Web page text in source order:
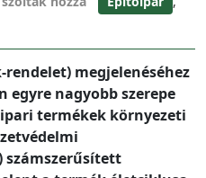
rendelet) megjelenéséhez
egyre nagyobb szerepe
termékek környezeti
számszerűsített